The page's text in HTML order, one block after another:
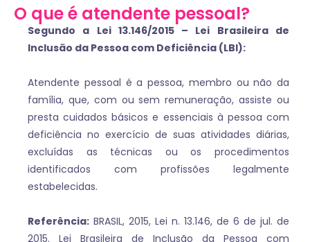
O que é atendente pessoal?
Segundo a Lei 13.146/2015 – Lei Brasileira de
Inclusão da Pessoa com Deficiência (LBI):
Atendente pessoal é a pessoa, membro ou não da
família, que, com ou sem remuneração, assiste ou
presta cuidados básicos e essenciais à pessoa com
deficiência no exercício de suas atividades diárias,
excluídas as técnicas ou os procedimentos
identificados com profissões legalmente
estabelecidas.
Referência: BRASIL, 2015, Lei n. 13.146, de 6 de jul. de
2015. Lei Brasileira de Inclusão da Pessoa com